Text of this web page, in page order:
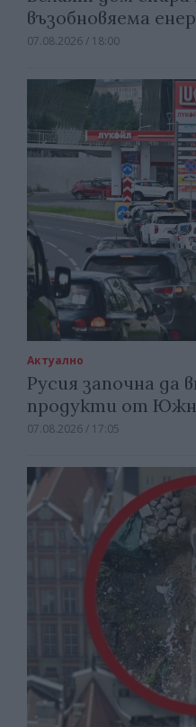
възобновяема
07.08.2026 / 18:00
Актуално
Русия започна да
продукти от
07.08.2026 / 17:05